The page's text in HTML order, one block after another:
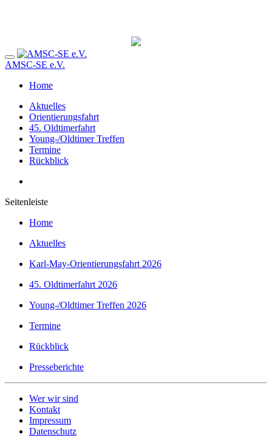
AMSC-SE e.V.
Home
Aktuelles
Orientierungsfahrt
45. Oldtimerfahrt
Young-/Oldtimer Treffen
Termine
Rückblick
Seitenleiste
Home
Aktuelles
Karl-May-Orientierungsfahrt 2026
45. Oldtimerfahrt 2026
Young-/Oldtimer Treffen 2026
Termine
Rückblick
Presseberichte
Wer wir sind
Kontakt
Impressum
Datenschutz